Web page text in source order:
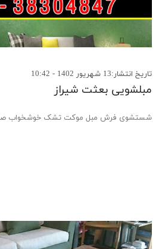
تاریخ انتشار:13 شهریور 1402 - 10:42
مبلشویی بعثت شیراز
شستشوی فرش مبل موکت تشک خوشخواب